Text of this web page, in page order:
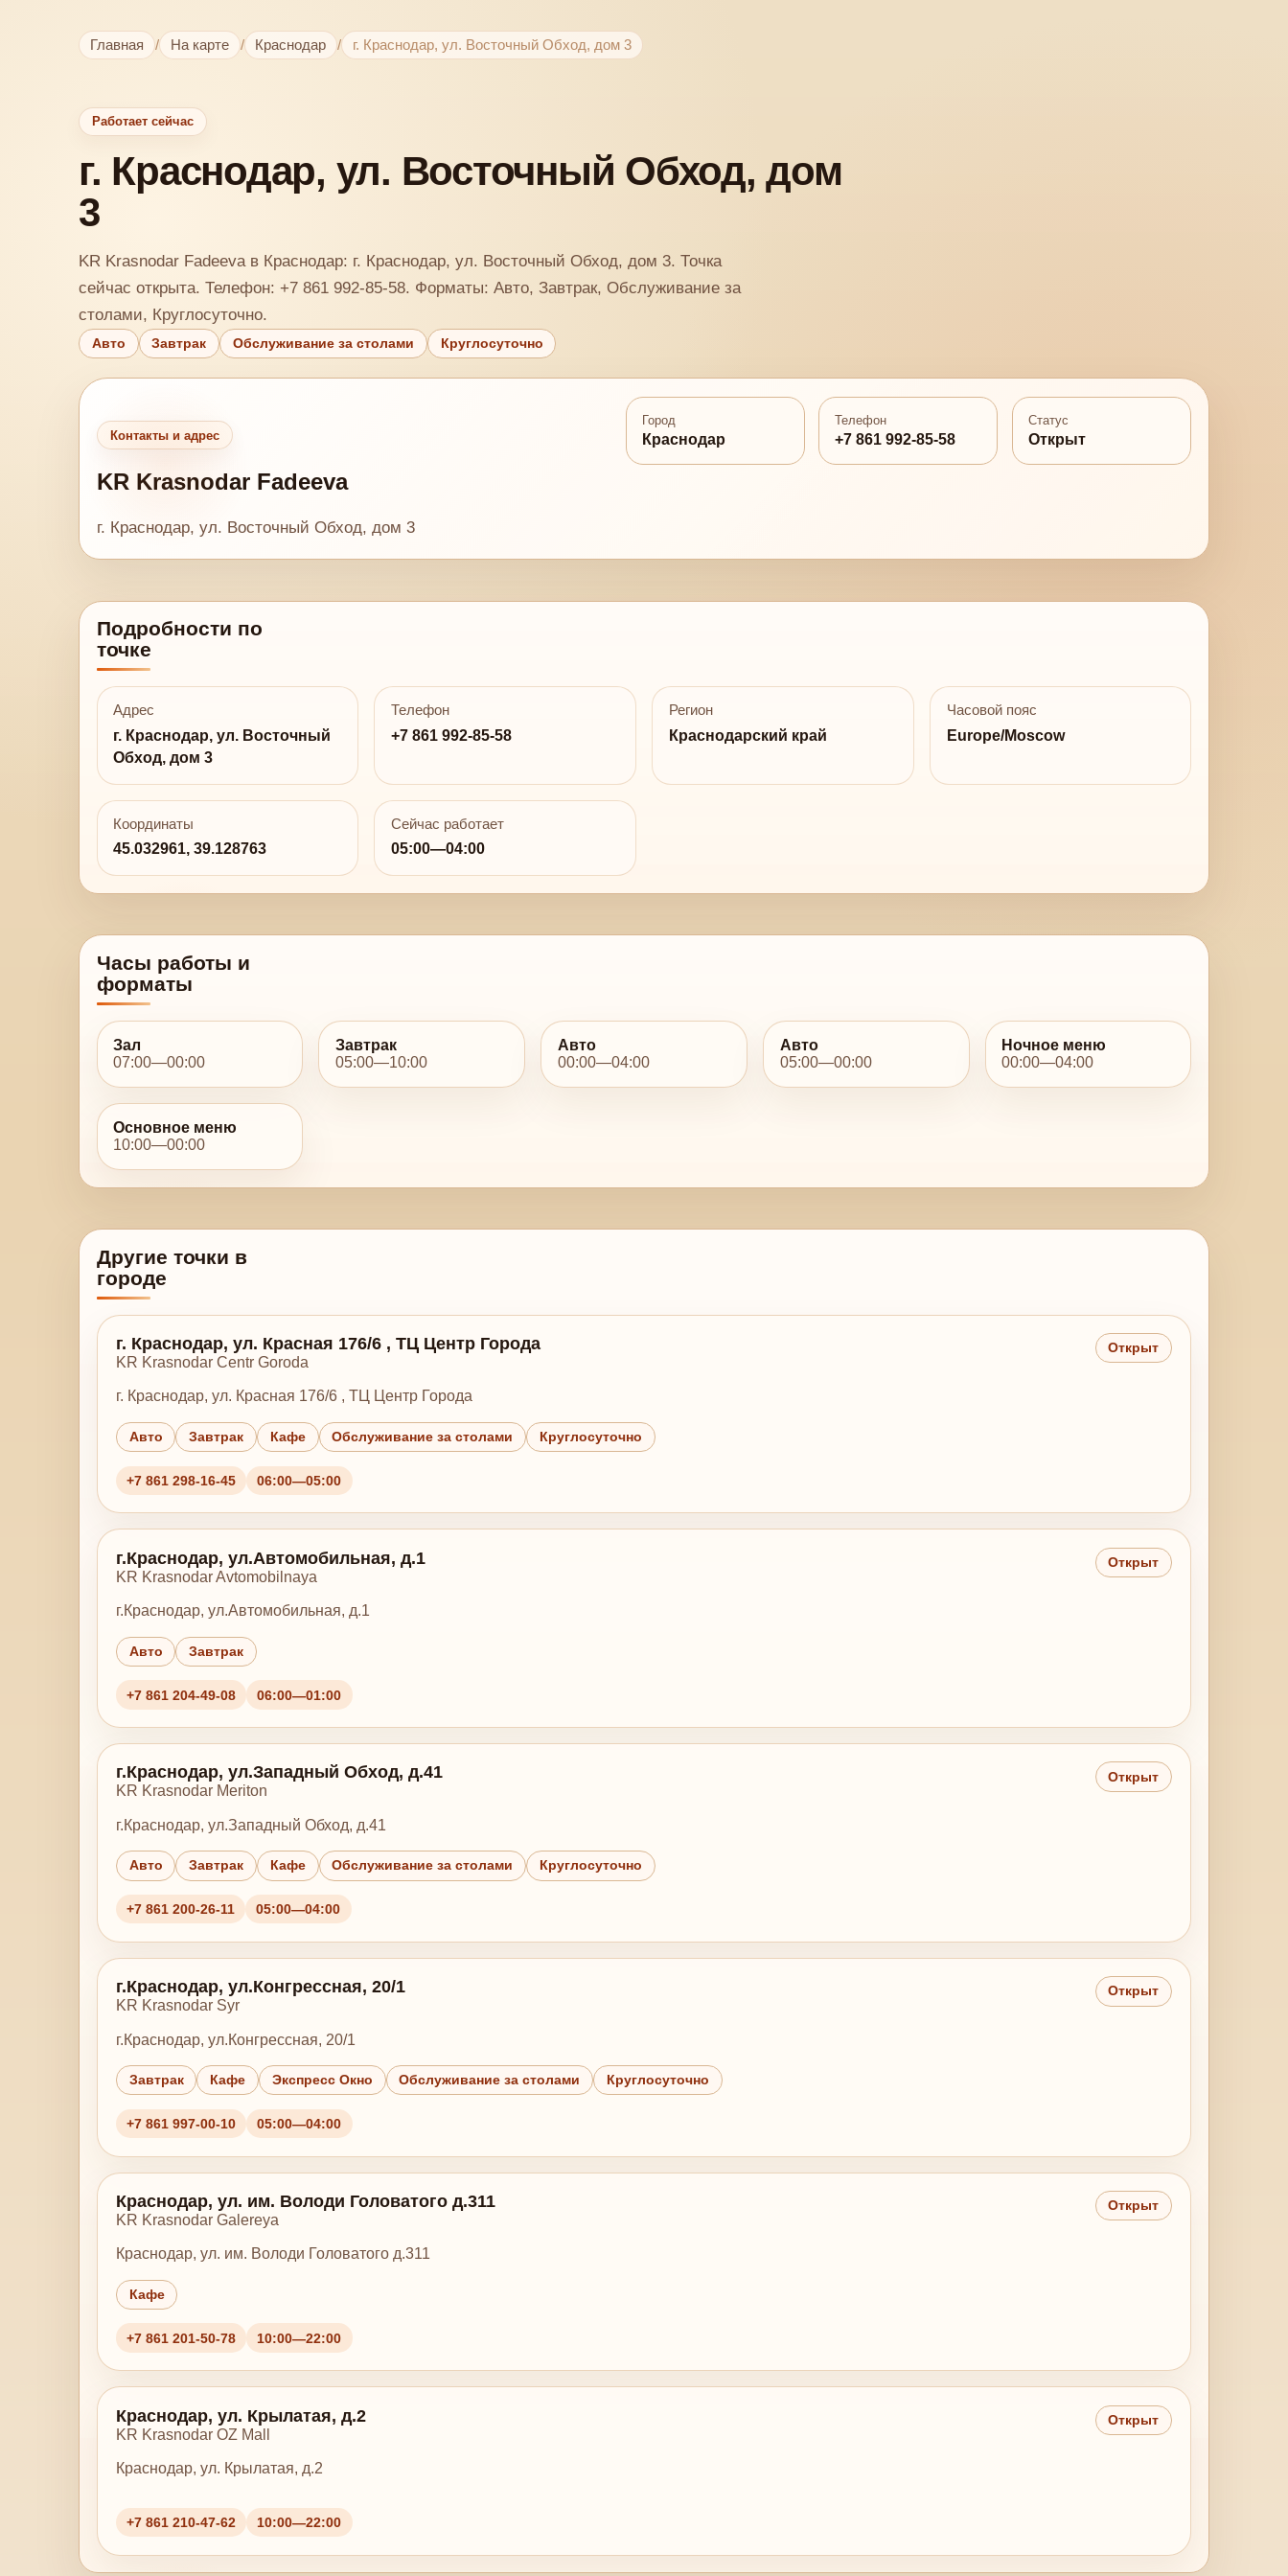
Главная / На карте / Краснодар / г. Краснодар, ул. Восточный Обход, дом 3
Работает сейчас
г. Краснодар, ул. Восточный Обход, дом
3
KR Krasnodar Fadeeva в Краснодар: г. Краснодар, ул. Восточный Обход, дом 3. Точка
сейчас открыта. Телефон: +7 861 992-85-58. Форматы: Авто, Завтрак, Обслуживание за
столами, Круглосуточно.
Авто Завтрак Обслуживание за столами Круглосуточно
Контакты и адрес
KR Krasnodar Fadeeva
г. Краснодар, ул. Восточный Обход, дом 3
Город
Краснодар
Телефон
+7 861 992-85-58
Статус
Открыт
Подробности по
точке
Адрес
г. Краснодар, ул. Восточный
Обход, дом 3
Телефон
+7 861 992-85-58
Регион
Краснодарский край
Часовой пояс
Europe/Moscow
Координаты
45.032961, 39.128763
Сейчас работает
05:00—04:00
Часы работы и
форматы
Зал
07:00—00:00
Завтрак
05:00—10:00
Авто
00:00—04:00
Авто
05:00—00:00
Ночное меню
00:00—04:00
Основное меню
10:00—00:00
Другие точки в
городе
г. Краснодар, ул. Красная 176/6 , ТЦ Центр Города
KR Krasnodar Centr Goroda
Открыт
г. Краснодар, ул. Красная 176/6 , ТЦ Центр Города
Авто Завтрак Кафе Обслуживание за столами Круглосуточно
+7 861 298-16-45 06:00—05:00
г.Краснодар, ул.Автомобильная, д.1
KR Krasnodar Avtomobilnaya
Открыт
г.Краснодар, ул.Автомобильная, д.1
Авто Завтрак
+7 861 204-49-08 06:00—01:00
г.Краснодар, ул.Западный Обход, д.41
KR Krasnodar Meriton
Открыт
г.Краснодар, ул.Западный Обход, д.41
Авто Завтрак Кафе Обслуживание за столами Круглосуточно
+7 861 200-26-11 05:00—04:00
г.Краснодар, ул.Конгрессная, 20/1
KR Krasnodar Syr
Открыт
г.Краснодар, ул.Конгрессная, 20/1
Завтрак Кафе Экспресс Окно Обслуживание за столами Круглосуточно
+7 861 997-00-10 05:00—04:00
Краснодар, ул. им. Володи Головатого д.311
KR Krasnodar Galereya
Открыт
Краснодар, ул. им. Володи Головатого д.311
Кафе
+7 861 201-50-78 10:00—22:00
Краснодар, ул. Крылатая, д.2
KR Krasnodar OZ Mall
Открыт
Краснодар, ул. Крылатая, д.2
+7 861 210-47-62 10:00—22:00